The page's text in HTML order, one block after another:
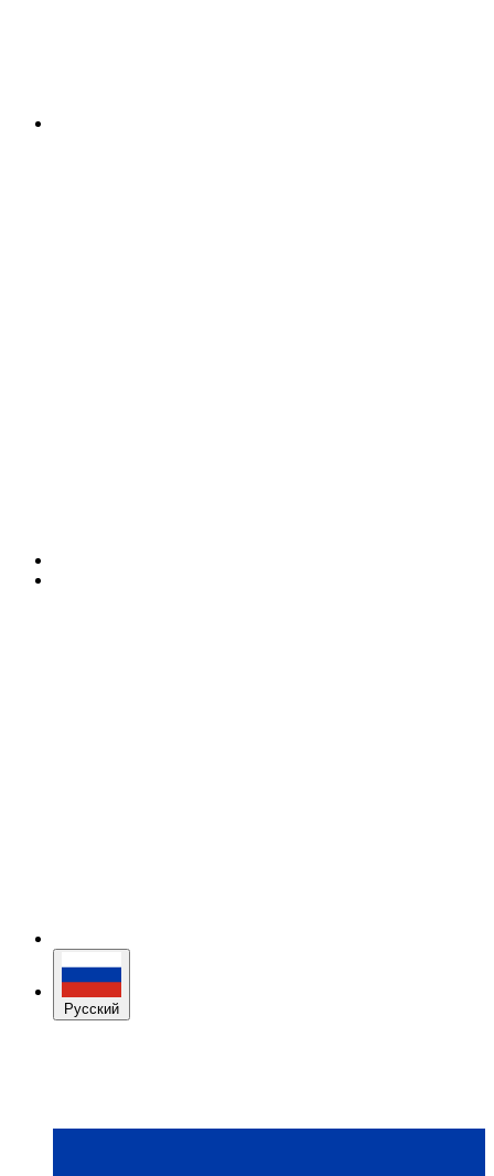
Русский